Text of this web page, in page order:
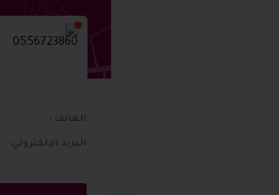
الهاتف :
البريد الإلكتروني: